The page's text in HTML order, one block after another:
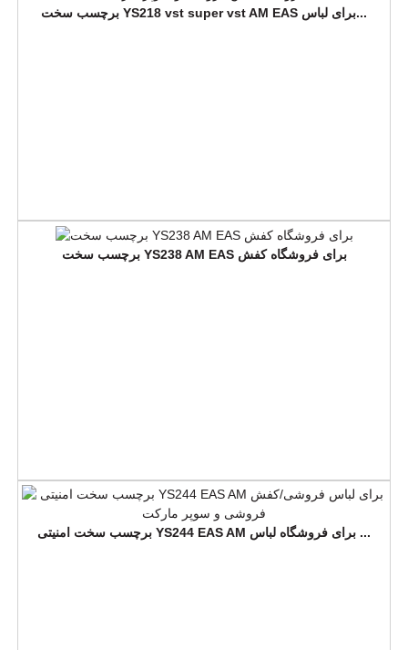
برچسب سخت YS218 vst super vst AM EAS برای لباس...
برچسب سخت YS238 AM EAS برای فروشگاه کفش
برچسب سخت امنیتی YS244 EAS AM برای فروشگاه لباس ...